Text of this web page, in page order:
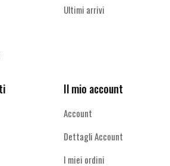
Ultimi arrivi
Il mio account
Account
Dettagli Account
I miei ordini